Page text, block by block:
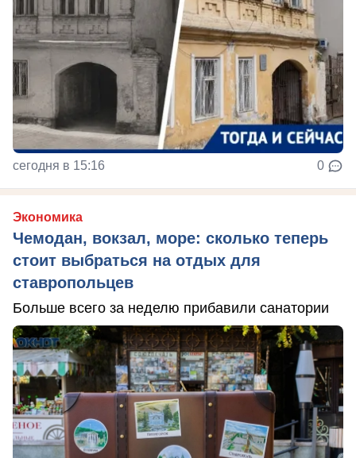
сегодня в 15:16 0
Экономика
Чемодан, вокзал, море: сколько теперь
стоит выбраться на отдых для
ставропольцев
Больше всего за неделю прибавили санатории